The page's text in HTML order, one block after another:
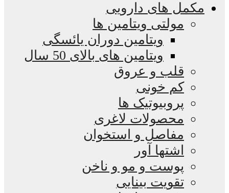
مکمل های دارویی
مولتی ویتامین ها
ویتامین دوران یائسگی
ویتامین های بالای 50 سال
قلب و عروق
کم خونی
پروبیوتیک ها
محصولات لاغری
مفاصل و استخوان
اشتها آور
پوست و مو و ناخن
تقویت بینایی